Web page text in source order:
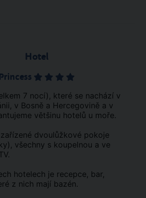
Hotel
Princess
7 nocí), které se nachází v
v Bosně a Hercegovině a v
většinu hotelů u moře.
dvoulůžkové pokoje
všechny s koupelnou a ve
hotelech je recepce, bar,
z nich mají bazén.